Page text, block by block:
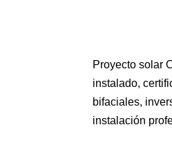
Proyecto solar
instalado,
bifaciales,
instalación